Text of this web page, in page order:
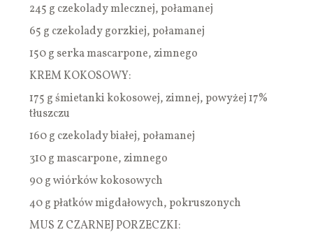
245 g czekolady mlecznej, połamanej
65 g czekolady gorzkiej, połamanej
150 g serka mascarpone, zimnego
KREM KOKOSOWY:
175 g śmietanki kokosowej, zimnej, powyżej 17%
tłuszczu
160 g czekolady białej, połamanej
310 g mascarpone, zimnego
90 g wiórków kokosowych
40 g płatków migdałowych, pokruszonych
MUS Z CZARNEJ PORZECZKI: